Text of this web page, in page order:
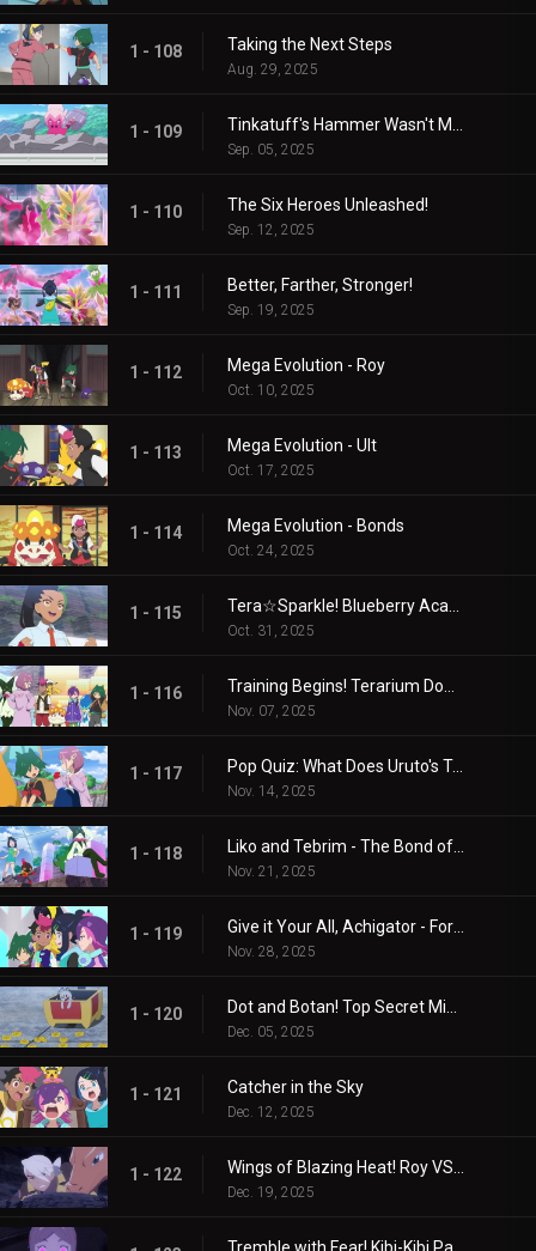
1 - 108 Taking the Next Steps
Aug. 29, 2025
1 - 109
Sep. 05, 2025
1 - 110 The Six Heroes Unleashed!
Sep. 12, 2025
1 - 111 Better, Farther, Stronger!
Sep. 19, 2025
1 - 112 Mega Evolution - Roy
Oct. 10, 2025
1 - 113 Mega Evolution - Ult
Oct. 17, 2025
1 - 114 Mega Evolution - Bonds
Oct. 24, 2025
1 - 115
Oct. 31, 2025
1 - 116
Nov. 07, 2025
1 - 117 Pop Quiz: What Does Uruto's Training Involve?
Nov. 14, 2025
1 - 118
Nov. 21, 2025
1 - 119
Nov. 28, 2025
1 - 120
Dec. 05, 2025
1 - 121 Catcher in the Sky
Dec. 12, 2025
1 - 122
Dec. 19, 2025